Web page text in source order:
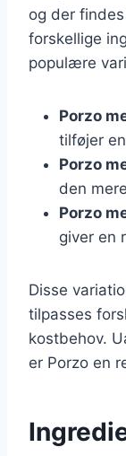
og der
forskellige
populære
Porzo
tilføjer
Porzo
den
Porzo
giver en
Disse
tilpasses
kostbehov.
er Porzo en